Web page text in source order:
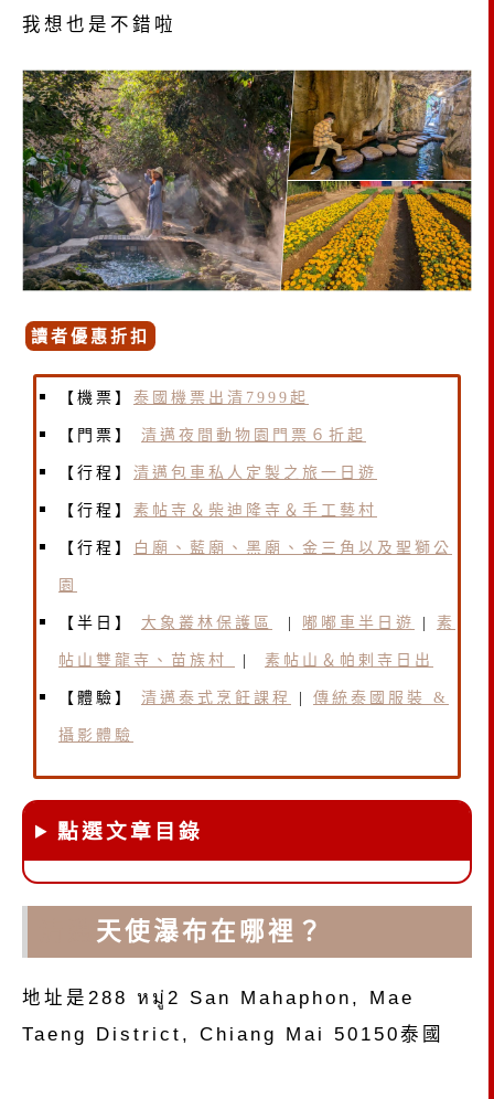
我想也是不錯啦
讀者優惠折扣
【機票】 泰國機票出清7999起
【門票】 清邁夜間動物園門票６折起
【行程】 清邁包車私人定製之旅一日遊
【行程】 素帖寺＆柴迪隆寺＆手工藝村
【行程】 白廟、藍廟、黑廟、金三角以及聖獅公
園
【半日】 大象叢林保護區 嘟嘟車半日遊 素
帖山雙龍寺、苗族村 素帖山＆帕剌寺日出
【體驗】 清邁泰式烹飪課程 傳統泰國服裝 &
攝影體驗
點選文章目錄
天使瀑布在哪裡？
地址是288 หมู่2 San Mahaphon, Mae
Taeng District, Chiang Mai 50150泰國